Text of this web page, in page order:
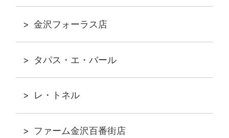
金沢フォーラス店
タパス・エ・バール
レ・トネル
ファーム金沢百番街店